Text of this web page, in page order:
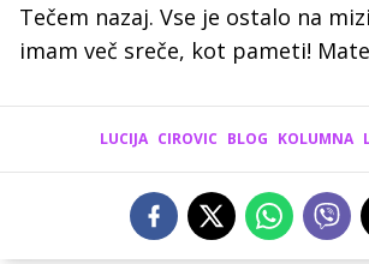
Tečem nazaj. Vse je ostalo na
imam več sreče, kot pameti!
LUCIJA CIROVIC BLOG KOLUMNA